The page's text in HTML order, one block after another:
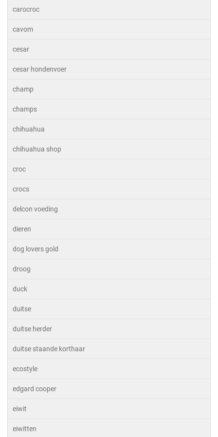
carocroc
cavom
cesar
cesar hondenvoer
champ
champs
chihuahua
chihuahua shop
croc
crocs
delcon voeding
dieren
dog lovers gold
droog
duck
duitse
duitse herder
duitse staande korthaar
ecostyle
edgard cooper
eiwit
eiwitten